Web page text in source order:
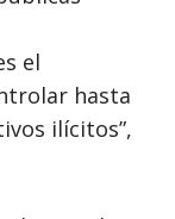
el
hasta
ilícitos”,